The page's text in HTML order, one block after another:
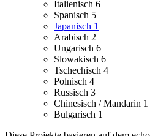
Italienisch 6
Spanisch 5
Japanisch 1
Arabisch 2
Ungarisch 6
Slowakisch 6
Tschechisch 4
Polnisch 4
Russisch 3
Chinesisch / Mandarin 1
Bulgarisch 1